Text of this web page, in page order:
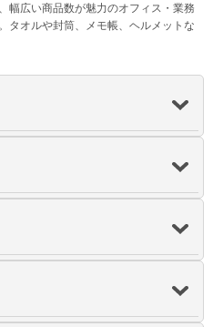
料）
貸し出し
幅広い商品数が魅力のオフィス・業務
タオルや封筒、メモ帳、ヘルメットな